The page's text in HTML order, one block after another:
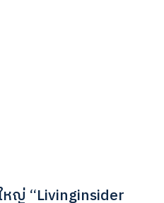
หญ่ “Livinginsider